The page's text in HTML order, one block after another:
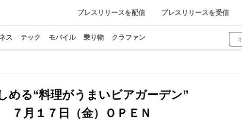
プレスリリースを配信 プレスリリースを受信
ス テック モバイル 乗り物 クラファン
める“料理がうまいビアガーデン”
７月１７日（金）ＯＰＥＮ